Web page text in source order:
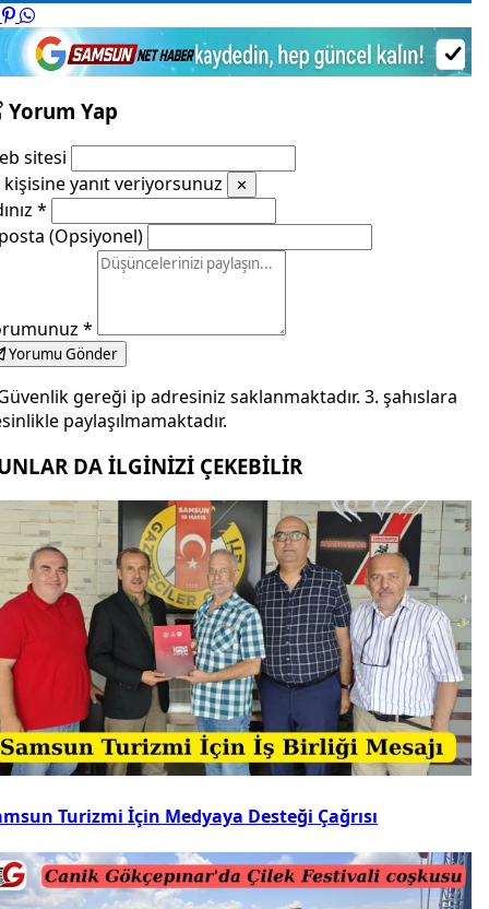
Yorum Yap
sitesi
kişisine yanıt veriyorsunuz
✕
*
(Opsiyonel)
*
Yorumu Gönder
gereği ip adresiniz saklanmaktadır. 3. şahıslara
paylaşılmamaktadır.
DA İLGİNİZİ ÇEKEBİLİR
Turizmi İçin Medyaya Desteği Çağrısı